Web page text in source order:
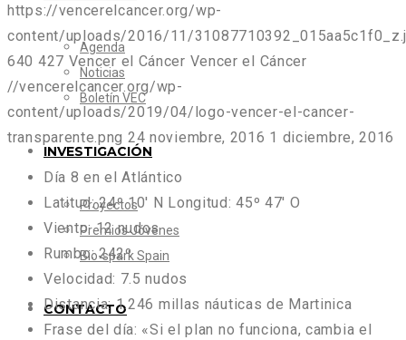
Agenda
Noticias
Boletín VEC
INVESTIGACIÓN
Proyectos
Premios Jóvenes
Bio-spark Spain
CONTACTO
https://vencerelcancer.org/wp-
content/uploads/2016/11/
640 427 Vencer el Cáncer Vencer el Cáncer
//vencerelcancer.org/wp-
content/uploads/2019/04/logo-vencer-el-cancer-
transparente.png 24 noviembre, 2016 1 diciembre, 2016
Día 8 en el Atlántico
Latitud: 24º 10′ N Longitud: 45º 47′ O
Viento: 12 nudos
Rumbo: 242º
Velocidad: 7.5 nudos
Distancia: 1.246 millas náuticas de Martinica
Frase del día: «Si el plan no funciona, cambia el